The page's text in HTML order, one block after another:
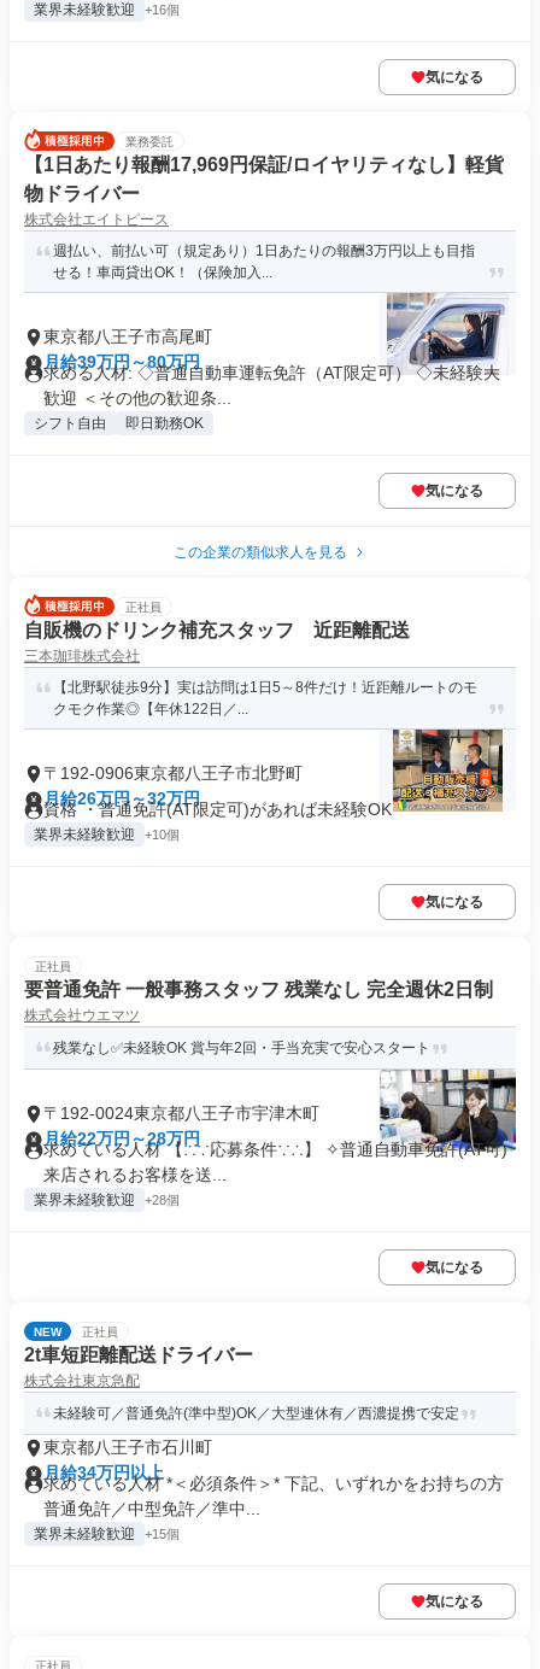
業界未経験歓迎 +16個
気になる
業務委託
【1日あたり報酬17,969円保証/ロイヤリティなし】軽貨
物ドライバー
株式会社エイトピース
週払い、前払い可（規定あり）1日あたりの報酬3万円以上も目指
せる！車両貸出OK！（保険加入...
東京都八王子市高尾町
月給39万円～80万円
求める人材: ◇普通自動車運転免許（AT限定可） ◇未経験大
歓迎 ＜その他の歓迎条...
シフト自由 即日勤務OK
気になる
この企業の類似求人を見る
正社員
自販機のドリンク補充スタッフ 近距離配送
三本珈琲株式会社
【北野駅徒歩9分】実は訪問は1日5～8件だけ！近距離ルートのモ
クモク作業◎【年休122日／...
〒192-0906東京都八王子市北野町
月給26万円～32万円
資格 ・普通免許(AT限定可)があれば未経験OK
業界未経験歓迎 +10個
気になる
正社員
要普通免許 一般事務スタッフ 残業なし 完全週休2日制
株式会社ウエマツ
残業なし✅未経験OK 賞与年2回・手当充実で安心スタート
〒192-0024東京都八王子市宇津木町
月給22万円～28万円
求めている人材 【∴∵応募条件∵∴】 ✧普通自動車免許(AT可)
来店されるお客様を送...
業界未経験歓迎 +28個
気になる
NEW 正社員
2t車短距離配送ドライバー
株式会社東京急配
未経験可／普通免許(準中型)OK／大型連休有／西濃提携で安定
東京都八王子市石川町
月給34万円以上
求めている人材 *＜必須条件＞* 下記、いずれかをお持ちの方
普通免許／中型免許／準中...
業界未経験歓迎 +15個
気になる
正社員